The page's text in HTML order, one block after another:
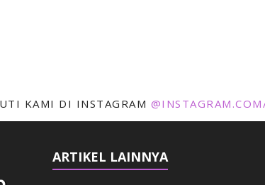
KAMI DI INSTAGRAM
ARTIKEL LAINNYA